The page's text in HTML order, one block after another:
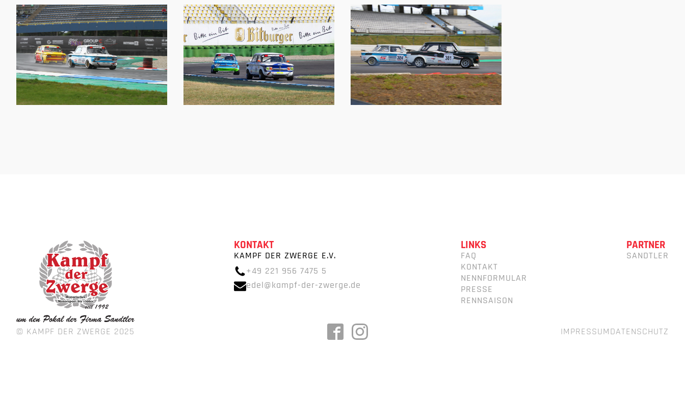
KONTAKT
KAMPF DER ZWERGE E.V.
+49 221 956 7475 5
edel@kampf-der-zwerge.de
LINKS
FAQ
KONTAKT
NENNFORMULAR
PRESSE
RENNSAISON
PARTNER
SANDTLER
© KAMPF DER ZWERGE 2025 IMPRESSUMDATENSCHUTZ